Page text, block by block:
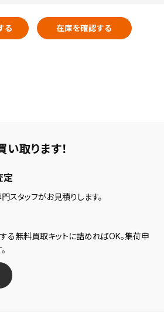
る 在庫を確認する
い取ります！
定
スタッフがお見積りします。
る無料買取キットに詰めればOK。集荷申